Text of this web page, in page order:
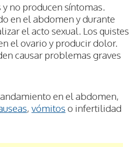
no producen síntomas.
en el abdomen y durante
el acto sexual. Los quistes
el ovario y producir dolor.
causar problemas graves
en el abdomen,
, vómitos o infertilidad